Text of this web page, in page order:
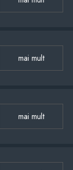
mai mult
mai mult